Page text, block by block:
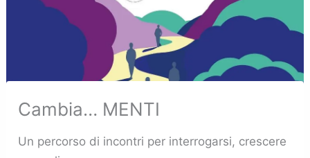
Cambia… MENTI
Un percorso di incontri per interrogarsi, crescere